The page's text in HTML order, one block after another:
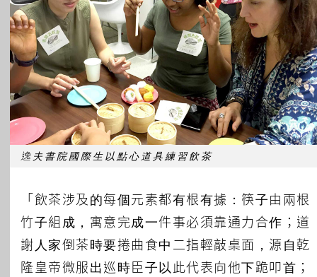
逸夫書院國際生以點心道具練習飲茶
「飲茶涉及的每個元素都有根有據：筷子由兩根
竹子組成，寓意完成一件事必須靠通力合作；道
謝人家倒茶時要捲曲食中二指輕敲桌面，源自乾
隆皇帝微服出巡時臣子以此代表向他下跪叩首；